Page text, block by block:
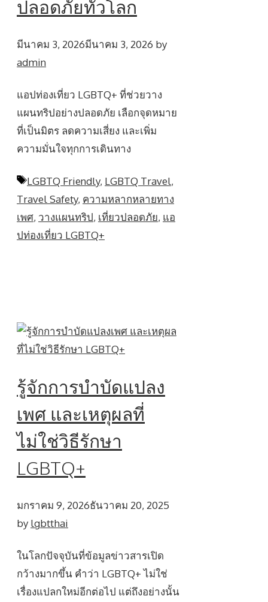
ปลอดภัยทั่วโลก
มีนาคม 3, 2026มีนาคม 3, 2026 by
admin
แอปท่องเที่ยว LGBTQ+ ที่ช่วยวาง
แผนทริปอย่างปลอดภัย เลือกจุดหมาย
ที่เป็นมิตร ลดความเสี่ยง และเพิ่ม
ความมั่นใจทุกการเดินทาง
Tags
LGBTQ Friendly, LGBTQ Travel,
Travel Safety, ความหลากหลายทาง
เพศ, วางแผนทริป, เที่ยวปลอดภัย, แอ
ปท่องเที่ยว LGBTQ+
รู้จักการบำบัดแปลง
เพศ และเหตุผลที่
ไม่ใช่วิธีรักษา
LGBTQ+
มกราคม 9, 2026ธันวาคม 20, 2025
by lgbtthai
ในโลกปัจจุบันที่ข้อมูลข่าวสารเปิด
กว้างมากขึ้น คำว่า LGBTQ+ ไม่ใช่
เรื่องแปลกใหม่อีกต่อไป แต่ถึงอย่างนั้น